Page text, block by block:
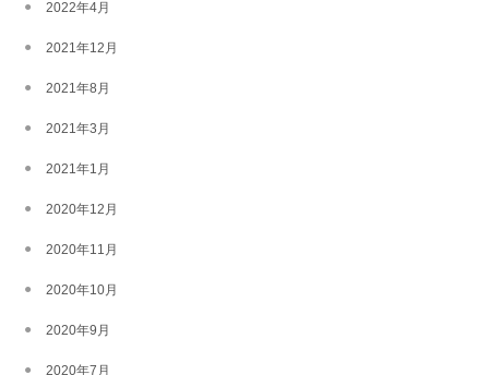
2022年4月
2021年12月
2021年8月
2021年3月
2021年1月
2020年12月
2020年11月
2020年10月
2020年9月
2020年7月